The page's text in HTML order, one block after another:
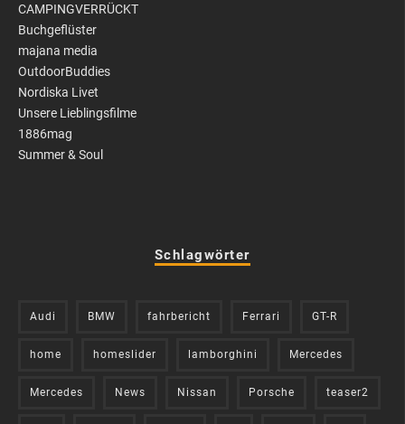
CAMPINGVERRÜCKT
Buchgeflüster
majana media
OutdoorBuddies
Nordiska Livet
Unsere Lieblingsfilme
1886mag
Summer & Soul
Schlagwörter
Audi BMW fahrbericht Ferrari GT-R
home homeslider lamborghini Mercedes
Mercedes News Nissan Porsche teaser2